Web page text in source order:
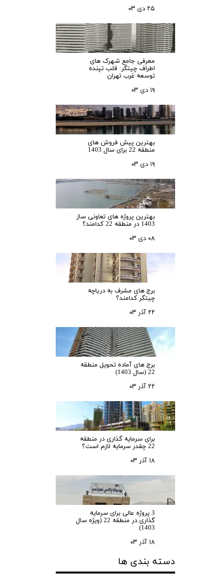
۲۵ دی ۰۳
معرفی جامع شهرک‌ های
اطراف چیتگر: قلب تپنده
توسعه غرب تهران
۱۹ دی ۰۳
بهترین پیش فروش های
منطقه 22 برای سال 1403
۱۹ دی ۰۳
بهترین پروژه های تعاونی ساز
1403 در منطقه 22 کدامند؟
۰۸ دی ۰۳
برج های مشرف به دریاچه
چیتگر کدامند؟
۲۲ آذر ۰۳
برج های آماده تحویل منطقه
22 (سال 1403)
۲۲ آذر ۰۳
برای سرمایه‌ گذاری در منطقه
22 چقدر سرمایه لازم است؟
۱۸ آذر ۰۳
3 پروژه عالی برای سرمایه
گذاری در منطقه 22 (ویژه سال
1403)
۱۸ آذر ۰۳
دسته بندی ها